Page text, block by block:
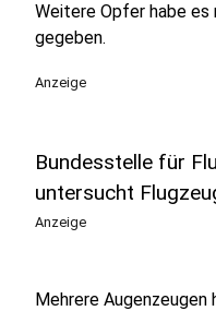
Weitere Opfer habe es
gegeben.
Anzeige
Bundesstelle für
untersucht
Anzeige
Mehrere